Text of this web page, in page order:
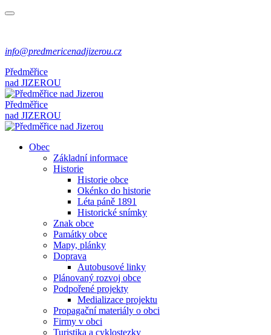
info@predmericenadjizerou.cz
Předměřice
nad JIZEROU
Předměřice
nad JIZEROU
Obec
Základní informace
Historie
Historie obce
Okénko do historie
Léta páně 1891
Historické snímky
Znak obce
Památky obce
Mapy, plánky
Doprava
Autobusové linky
Plánovaný rozvoj obce
Podpořené projekty
Medializace projektu
Propagační materiály o obci
Firmy v obci
Turistika a cyklostezky